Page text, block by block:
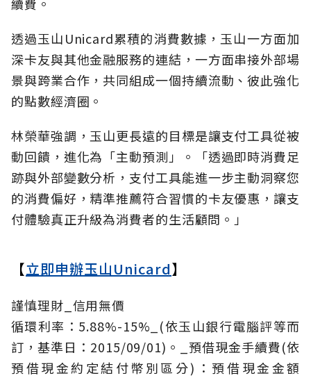
透過玉山Unicard累積的消費數據，玉山一方面加
深卡友與其他金融服務的連結，一方面串接外部場
景與跨業合作，共同組成一個持續流動、彼此強化
的點數經濟圈。
林榮華強調，玉山更長遠的目標是讓支付工具從被
動回饋，進化為「主動預測」。「透過即時消費足
跡與外部變數分析，支付工具能進一步主動洞察您
的消費偏好，精準推薦符合習慣的卡友優惠，讓支
付體驗真正升級為消費者的生活顧問。」
【立即申辦玉山Unicard】
謹慎理財_信用無價
循環利率：5.88%-15%_(依玉山銀行電腦評等而
訂，基準日：2015/09/01)。_預借現金手續費(依
預借現金約定結付幣別區分)：預借現金金額